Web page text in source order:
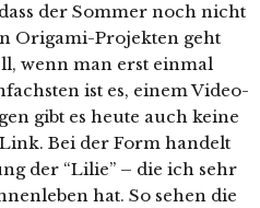
der Sommer noch nicht
Origami-Projekten geht
wenn man erst einmal
ist es, einem Video-
gibt es heute auch keine
Bei der Form handelt
der “Lilie” – die ich sehr
hat. So sehen die